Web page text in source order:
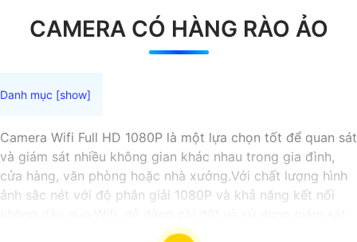
CAMERA CÓ HÀNG RÀO ẢO
Camera Wifi Full HD 1080P là một lựa chọn tốt để quan sát
và giám sát nhiều không gian khác nhau trong gia đình,
cửa hàng, văn phòng hoặc nhà xưởng.Với chất lượng hình
ảnh sắc nét với độ phân giải 1080P và khả năng kết nối
từ xa thông qua ứng dụng trên điện thoại hoặc máy tính.